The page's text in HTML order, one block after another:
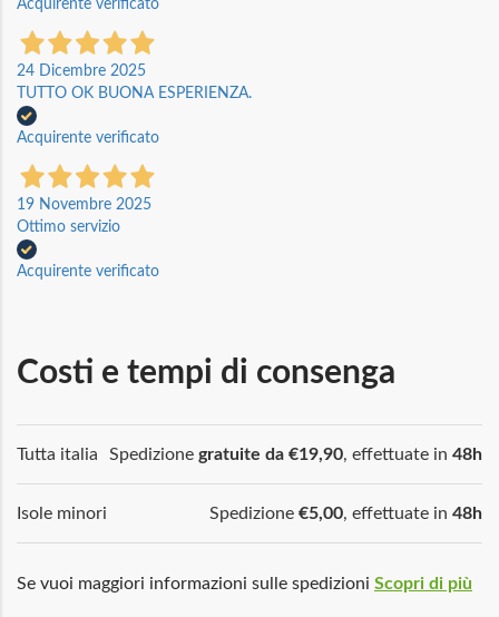
Acquirente verificato
24 Dicembre 2025
TUTTO OK BUONA ESPERIENZA.
Acquirente verificato
19 Novembre 2025
Ottimo servizio
Acquirente verificato
Costi e tempi di consenga
Tutta italia Spedizione gratuite da €19,90, effettuate in 48h
Isole minori Spedizione €5,00, effettuate in 48h
Se vuoi maggiori informazioni sulle spedizioni Scopri di più